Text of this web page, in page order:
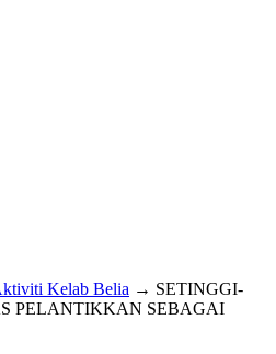
Kelab Belia → SETINGGI-
PELANTIKKAN SEBAGAI